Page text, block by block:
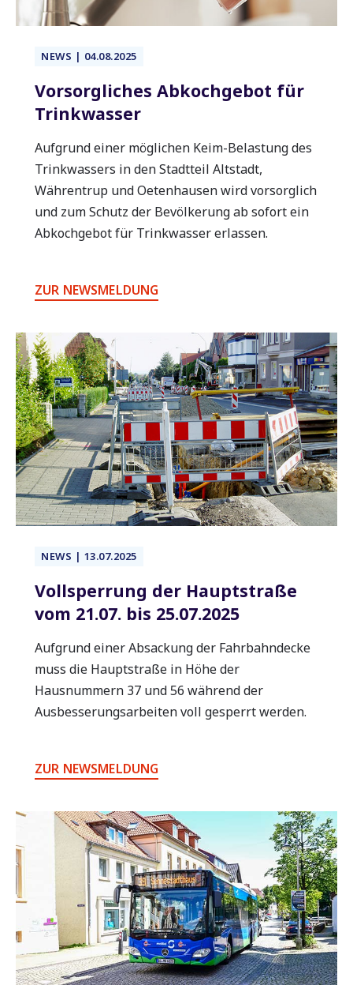
NEWS | 04.08.2025
Vorsorgliches Abkochgebot für
Trinkwasser
Aufgrund einer möglichen Keim-Belastung des
Trinkwassers in den Stadtteil Altstadt,
Währentrup und Oetenhausen wird vorsorglich
und zum Schutz der Bevölkerung ab sofort ein
Abkochgebot für Trinkwasser erlassen.
ZUR NEWSMELDUNG
NEWS | 13.07.2025
Vollsperrung der Hauptstraße
vom 21.07. bis 25.07.2025
Aufgrund einer Absackung der Fahrbahndecke
muss die Hauptstraße in Höhe der
Hausnummern 37 und 56 während der
Ausbesserungsarbeiten voll gesperrt werden.
ZUR NEWSMELDUNG